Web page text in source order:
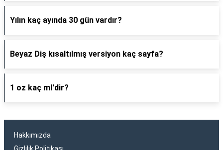
Yılın kaç ayında 30 gün vardır?
Beyaz Diş kısaltılmış versiyon kaç sayfa?
1 oz kaç ml'dir?
Hakkımızda